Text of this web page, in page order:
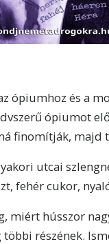
ópiumhoz és a
ópiumot
finomítják, majd
utcai
fehér cukor,
miért hússzor
többi részének.